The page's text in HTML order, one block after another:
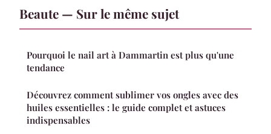
Beaute — Sur le même sujet
Pourquoi le nail art à Dammartin est plus qu'une
tendance
Découvrez comment sublimer vos ongles avec des
huiles essentielles : le guide complet et astuces
indispensables